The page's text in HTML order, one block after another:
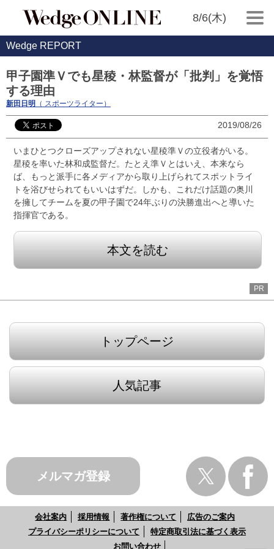
8/6(木)
Wedge REPORT
甲子園準Ｖでも星稜・林監督が「批判」を覚悟
する理由
新田日明 （ スポーツライター）
2019/08/26
いまひとつクローズアップされない星稜準Ｖの立役者がいる。
星稜を率いた林和成監督だ。たとえ準Ｖとはいえ、本来なら
ば、もっと派手に各メディアから取り上げられてスポットライ
トを浴びせられてもいいはずだ。しかも、これだけ話題の奥川
を擁してチームを夏の甲子園で24年ぶりの決勝進出へと導いた
指揮官である。
本文を読む
PR
トップページ
人気記事
メルマガ登録
会社案内 採用情報 著作権について
広告のご案内
プライバシーポリシーについて
特定商取引法に基づく表示
お問い合わせ